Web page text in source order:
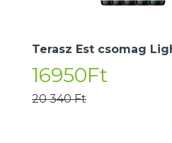
Terasz Est csomag
16950Ft
20 340 Ft